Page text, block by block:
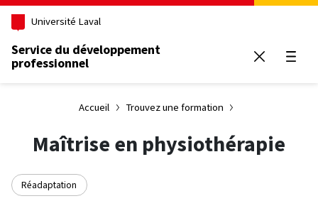
Aller au contenu principal
Université Laval
Service du développement
professionnel
Accueil Trouvez une formation
Maîtrise en physiothérapie
Réadaptation